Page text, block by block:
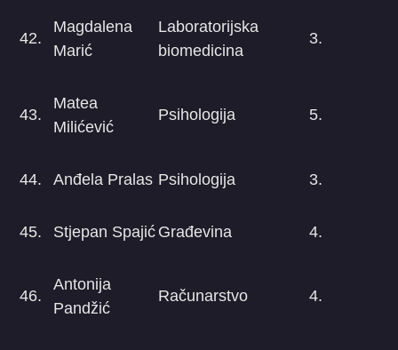
42.
Magdalena
Marić
Laboratorijska
biomedicina
3.
43.
Matea
Milićević
Psihologija 5.
44. Anđela Pralas Psihologija 3.
45. Stjepan Spajić Građevina 4.
46.
Antonija
Pandžić
Računarstvo 4.